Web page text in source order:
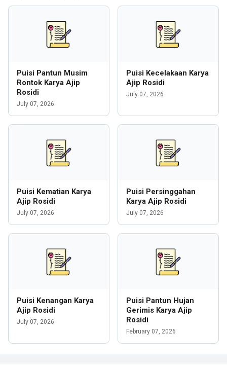
Puisi Pantun Musim
Rontok Karya Ajip
Rosidi
July 07, 2026
Puisi Kecelakaan Karya
Ajip Rosidi
July 07, 2026
Puisi Kematian Karya
Ajip Rosidi
July 07, 2026
Puisi Persinggahan
Karya Ajip Rosidi
July 07, 2026
Puisi Kenangan Karya
Ajip Rosidi
July 07, 2026
Puisi Pantun Hujan
Gerimis Karya Ajip
Rosidi
February 07, 2026